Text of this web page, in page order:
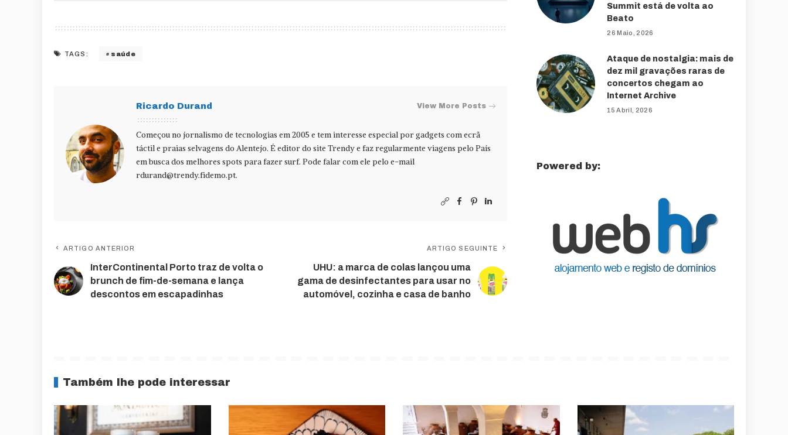
TAGS: saúde
Ricardo Durand View More Posts
Começou no jornalismo de tecnologias em 2005 e tem interesse especial por gadgets com ecrã
táctil e praias selvagens do Alentejo. É editor do site Trendy e faz regularmente viagens pelo País
em busca dos melhores spots para fazer surf. Pode falar com ele pelo e-mail
rdurand@trendy.fidemo.pt.
ARTIGO ANTERIOR
InterContinental Porto traz de volta o
brunch de fim-de-semana e lança
descontos em escapadinhas
ARTIGO SEGUINTE
UHU: a marca de colas lançou uma
gama de desinfectantes para usar no
automóvel, cozinha e casa de banho
Summit está de volta ao
Beato
26 Maio, 2026
Ataque de nostalgia: mais de
dez mil gravações raras de
concertos chegam ao
Internet Archive
15 Abril, 2026
Powered by:
Também lhe pode interessar